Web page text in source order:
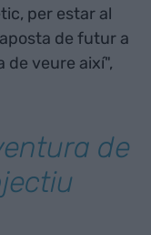
per estar al
de futur a
de veure així",
de